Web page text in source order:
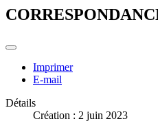
Imprimer
E-mail
Détails
Création : 2 juin 2023